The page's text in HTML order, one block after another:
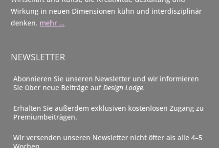
Wirkung in neuen Dimensionen kühn und interdisziplinär
denken. mehr …
NEWSLETTER
Abonnieren Sie unseren Newsletter und wir informieren
Sie über neue Beiträge auf Design Lodge.
Erhalten Sie außerdem exklusiven kostenlosen Zugang zu
Premiumbeiträgen.
Wir versenden unseren Newsletter nicht öfter als alle 4–5
Wochen.